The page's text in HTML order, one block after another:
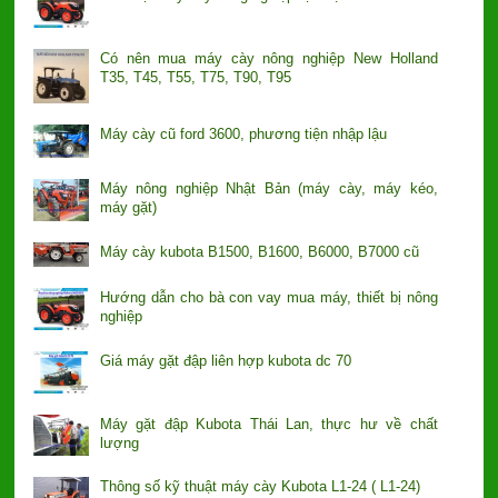
Có nên mua máy cày nông nghiệp New Holland
T35, T45, T55, T75, T90, T95
Máy cày cũ ford 3600, phương tiện nhập lậu
Máy nông nghiệp Nhật Bản (máy cày, máy kéo,
máy gặt)
Máy cày kubota B1500, B1600, B6000, B7000 cũ
Hướng dẫn cho bà con vay mua máy, thiết bị nông
nghiệp
Giá máy gặt đập liên hợp kubota dc 70
Máy gặt đập Kubota Thái Lan, thực hư về chất
lượng
Thông số kỹ thuật máy cày Kubota L1-24 ( L1-24)